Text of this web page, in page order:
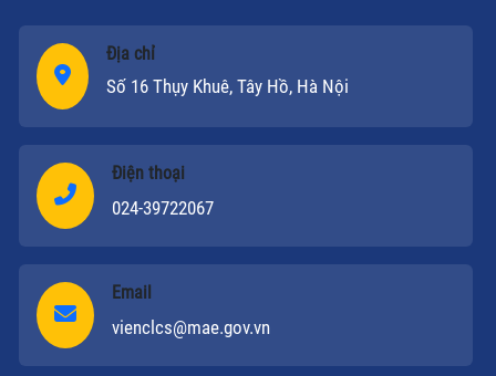
Địa chỉ
Số 16 Thụy Khuê, Tây Hồ, Hà Nội
Điện thoại
024-39722067
Email
vienclcs@mae.gov.vn